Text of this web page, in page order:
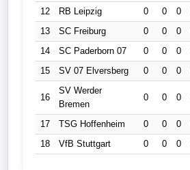
12
RB Leipzig 0 0 0
13
SC Freiburg 0 0 0
14
SC Paderborn 07 0 0 0
15
SV 07 Elversberg 0 0 0
16
SV Werder
Bremen
0 0 0
17 TSG Hoffenheim 0 0 0
18
VfB Stuttgart 0 0 0